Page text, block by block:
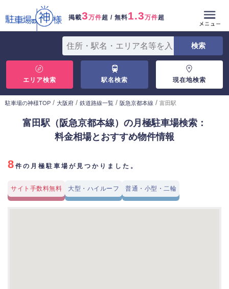
掲載3万件超 / 無料1.3万件超
エリア検索 駅名検索 現在地検索
駐車場の神様TOP / 大阪府 / 鉄道路線一覧 / 阪急京都本線 / 富田駅
富田駅（阪急京都本線）の月極駐車場検索：
料金相場とおすすめ物件情報
8 件の月極駐車場が見つかりました。
サイト手数料無料 大型・ハイルーフ 普通・小型・二輪